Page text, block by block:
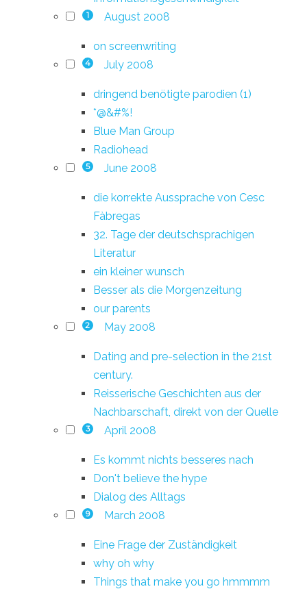
1 August 2008
on screenwriting
4 July 2008
dringend benötigte parodien (1)
*@&#%!
Blue Man Group
Radiohead
5 June 2008
die korrekte Aussprache von Cesc
Fàbregas
32. Tage der deutschsprachigen
Literatur
ein kleiner wunsch
Besser als die Morgenzeitung
our parents
2 May 2008
Dating and pre-selection in the 21st
century.
Reisserische Geschichten aus der
Nachbarschaft, direkt von der Quelle
3 April 2008
Es kommt nichts besseres nach
Don't believe the hype
Dialog des Alltags
9 March 2008
Eine Frage der Zuständigkeit
why oh why
Things that make you go hmmmm